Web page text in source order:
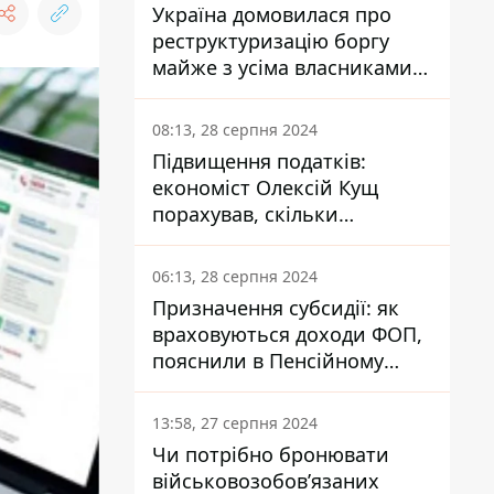
Україна домовилася про
реструктуризацію боргу
майже з усіма власниками
єврооблігацій: що це
означає для країни
08:13, 28 серпня 2024
Підвищення податків:
економіст Олексій Кущ
порахував, скільки
заплатить кожен українець
06:13, 28 серпня 2024
Призначення субсидії: як
враховуються доходи ФОП,
пояснили в Пенсійному
фонді
13:58, 27 серпня 2024
Чи потрібно бронювати
військовозобов’язаних